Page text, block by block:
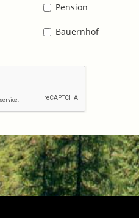
Pension
Bauernhof